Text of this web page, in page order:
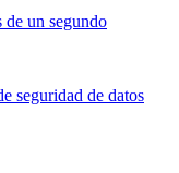
de un segundo
seguridad de datos